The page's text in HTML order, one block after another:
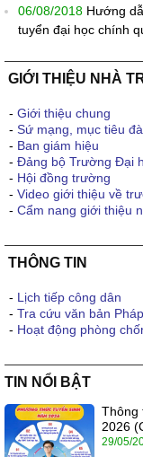
06/08/2018 Hướng
tuyển đại học chính
GIỚI THIỆU NHÀ
- Giới thiệu chung
- Sứ mạng, mục tiêu
- Ban giám hiệu
- Đảng bộ Trường Đại
- Hội đồng trường
- Video giới thiệu về
- Cẩm nang giới thiệu
THÔNG TIN
- Lịch tiếp công dân
- Tra cứu văn bản
- Hoạt động phòng
TIN NỔI BẬT
Thông
2026
29/05/